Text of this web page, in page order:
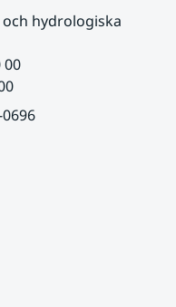
hydrologiska
00